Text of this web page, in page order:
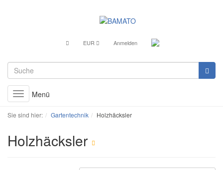
EUR Anmelden
Toggle
navigation
Menü
Sie sind hier: Gartentechnik Holzhäcksler
Holzhäcksler